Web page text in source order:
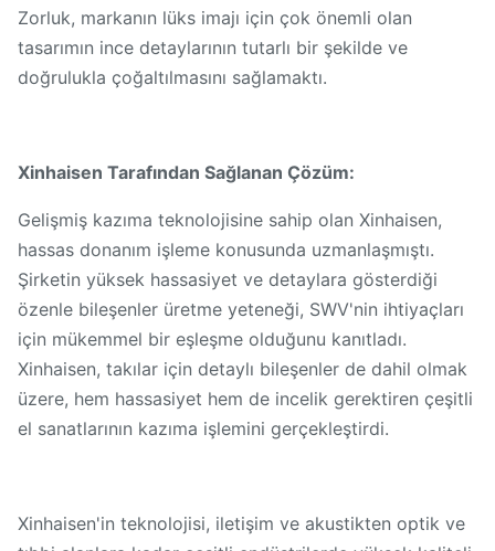
Zorluk, markanın lüks imajı için çok önemli olan
tasarımın ince detaylarının tutarlı bir şekilde ve
doğrulukla çoğaltılmasını sağlamaktı.
Xinhaisen Tarafından Sağlanan Çözüm:
Gelişmiş kazıma teknolojisine sahip olan Xinhaisen,
hassas donanım işleme konusunda uzmanlaşmıştı.
Şirketin yüksek hassasiyet ve detaylara gösterdiği
özenle bileşenler üretme yeteneği, SWV'nin ihtiyaçları
için mükemmel bir eşleşme olduğunu kanıtladı.
Xinhaisen, takılar için detaylı bileşenler de dahil olmak
üzere, hem hassasiyet hem de incelik gerektiren çeşitli
el sanatlarının kazıma işlemini gerçekleştirdi.
Xinhaisen'in teknolojisi, iletişim ve akustikten optik ve